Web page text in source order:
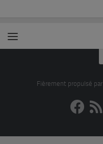
Fièrement propulsé par